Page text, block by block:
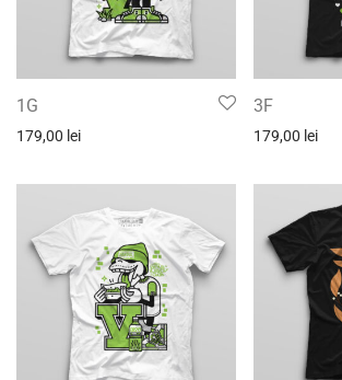
1G
179,00 lei
3F
179,00 lei